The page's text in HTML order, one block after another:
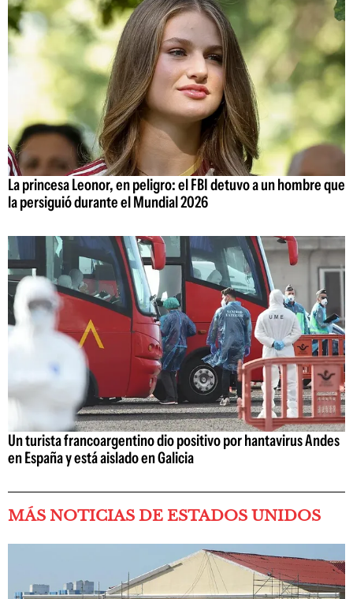
La princesa Leonor, en peligro: el FBI detuvo a un hombre que
la persiguió durante el Mundial 2026
Un turista francoargentino dio positivo por hantavirus Andes
en España y está aislado en Galicia
MÁS NOTICIAS DE ESTADOS UNIDOS